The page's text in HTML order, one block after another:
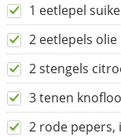
1 eetlepel
2 eetlepels olie
2 stengels
3 tenen
2 rode pepers,